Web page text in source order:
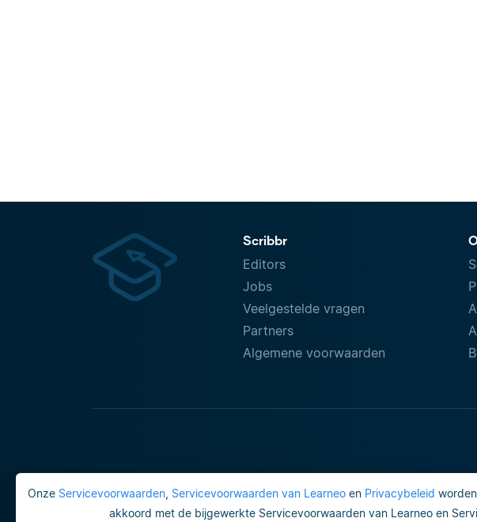
Onze Servicevoorwaarden Servicevoorwaarden van Learneo en Privacybeleid
akkoord met de bijgewerkte Servicevoorwaarden van Learneo en
Scribbr
Editors
Jobs
Veelgestelde vragen
Partners
Algemene voorwaarden